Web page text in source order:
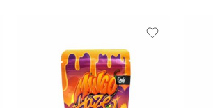
3,5 GR.
1 GR.